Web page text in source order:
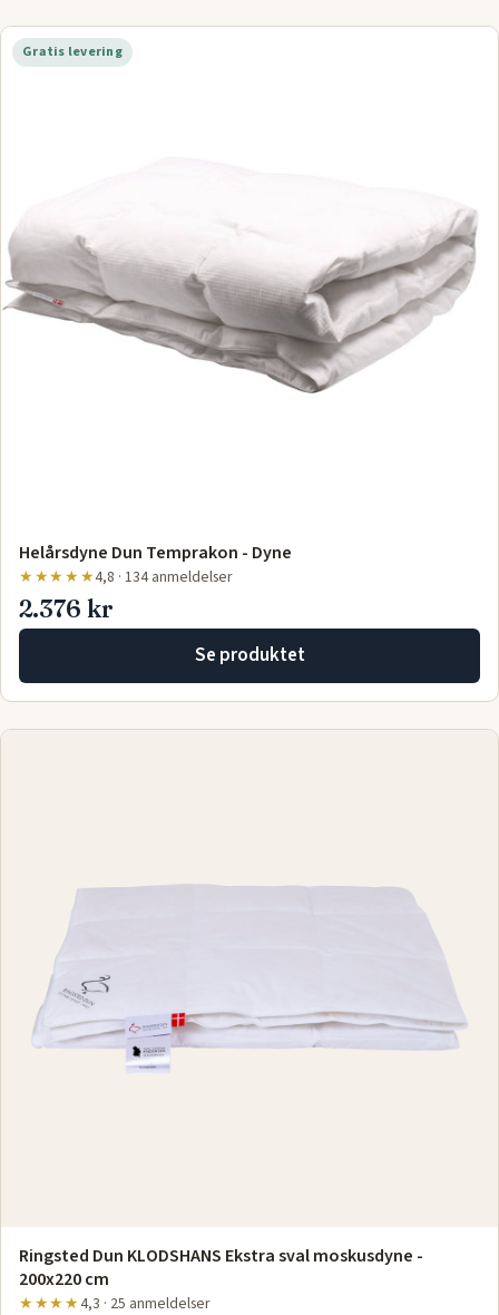
Gratis levering
Helårsdyne Dun Temprakon - Dyne
★★★★★4,8 · 134 anmeldelser
2.376 kr
Se produktet
Ringsted Dun KLODSHANS Ekstra sval moskusdyne -
200x220 cm
★★★★4,3 · 25 anmeldelser